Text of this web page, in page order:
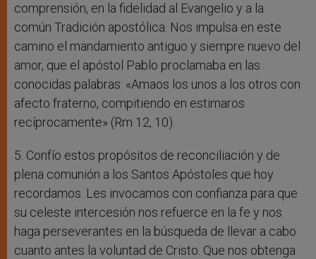
comprensión, en la fidelidad al Evangelio y a la
común Tradición apostólica. Nos impulsa en este
camino el mandamiento antiguo y siempre nuevo del
amor, que el apóstol Pablo proclamaba en las
conocidas palabras: «Amaos los unos a los otros con
afecto fraterno, compitiendo en estimaros
recíprocamente» (Rm 12, 10).
5. Confío estos propósitos de reconciliación y de
plena comunión a los Santos Apóstoles que hoy
recordamos. Les invocamos con confianza para que
su celeste intercesión nos refuerce en la fe y nos
haga perseverantes en la búsqueda de llevar a cabo
cuanto antes la voluntad de Cristo. Que nos obtenga